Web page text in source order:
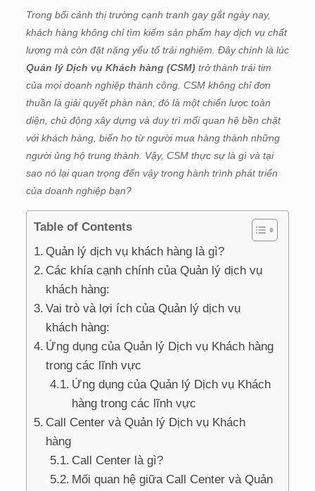
Trong bối cảnh thị trường cạnh tranh gay gắt ngày nay,
khách hàng không chỉ tìm kiếm sản phẩm hay dịch vụ chất
lượng mà còn đặt nặng yếu tố trải nghiệm. Đây chính là lúc
Quản lý Dịch vụ Khách hàng (CSM)trở thành trái tim
của mọi doanh nghiệp thành công. CSM không chỉ đơn
thuần là giải quyết phàn nàn; đó là một chiến lược toàn
diện, chủ động xây dựng và duy trì mối quan hệ bền chặt
với khách hàng, biến họ từ người mua hàng thành những
người ủng hộ trung thành. Vậy, CSM thực sự là gì và tại
sao nó lại quan trọng đến vậy trong hành trình phát triển
của doanh nghiệp bạn?
Table of Contents
Quản lý dịch vụ khách hàng là gì?
Các khía cạnh chính của Quản lý dịch vụ
khách hàng:
Vai trò và lợi ích của Quản lý dịch vụ
khách hàng:
Ứng dụng của Quản lý Dịch vụ Khách hàng
trong các lĩnh vực
Ứng dụng của Quản lý Dịch vụ Khách
hàng trong các lĩnh vực
Call Center và Quản lý Dịch vụ Khách
hàng
Call Center là gì?
Mối quan hệ giữa Call Center và Quản